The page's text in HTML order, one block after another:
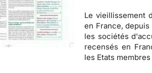
Le vieillissement
en France,
les sociétés
recensés en
les Etats